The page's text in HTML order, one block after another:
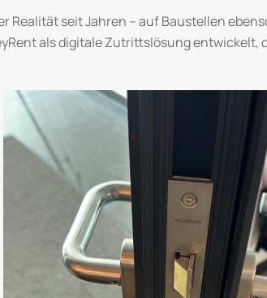
Realität seit Jahren – auf Baustellen
als digitale Zutrittslösung entwickelt,